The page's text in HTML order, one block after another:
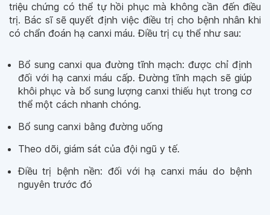
triệu chứng có thể tự hồi phục mà không cần đến điều
trị. Bác sĩ sẽ quyết định việc điều trị cho bệnh nhân khi
có chẩn đoán hạ canxi máu. Điều trị cụ thể như sau:
Bổ sung canxi qua đường tĩnh mạch: được chỉ định
đối với hạ canxi máu cấp. Đường tĩnh mạch sẽ giúp
khôi phục và bổ sung lượng canxi thiếu hụt trong cơ
thể một cách nhanh chóng.
Bổ sung canxi bằng đường uống
Theo dõi, giám sát của đội ngũ y tế.
Điều trị bệnh nền: đối với hạ canxi máu do bệnh
nguyên trước đó